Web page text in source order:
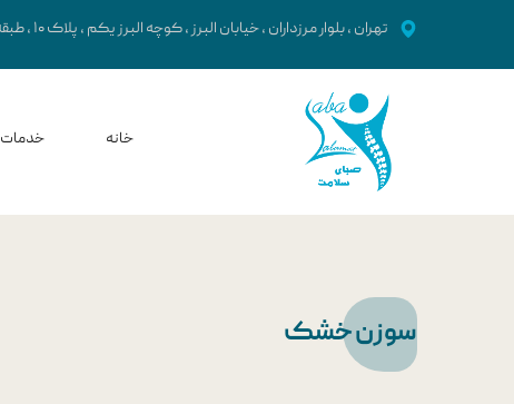
تهران ، بلوار مرزداران ، خیابان البرز ، کوچه البرز یکم ، پلاک ۱۰ ، طبقه دوم
خانه خدمات
سوزن خشک